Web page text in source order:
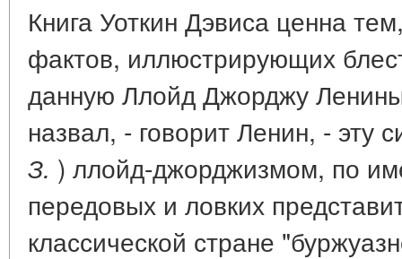
Книга Уоткин Дэвиса ценна
фактов, иллюстрирующих
данную Ллойд Джорджу
назвал, - говорит Ленин, - эту
З. ) ллойд-джорджизмом, по
передовых и ловких
классической стране